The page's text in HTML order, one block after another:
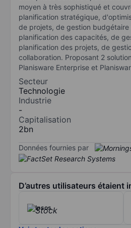
moyen à très sophistiqué et
planification stratégique,
de projets, de gestion
planification des capacités, de
planification des projets, de
collaboration. Proposant 2
Planisware Enterprise et
Secteur
Technologie
Industrie
-
Capitalisation
2bn
Données fournies par
D’autres utilisateurs étaient
Ipsos